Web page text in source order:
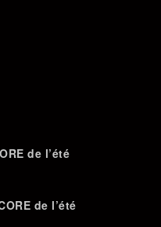
de l’été
de l’été